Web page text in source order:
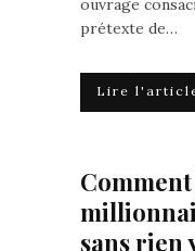
ouvrage
prétexte de…
Lire
sans rien